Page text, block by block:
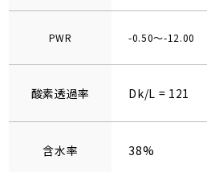
PWR -0.50～-12.00
酸素透過率 Dk/L = 121
含水率 38%